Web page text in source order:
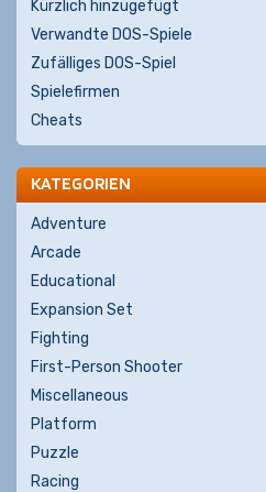
Kürzlich hinzugefügt
Verwandte DOS-Spiele
Zufälliges DOS-Spiel
Spielefirmen
Cheats
KATEGORIEN
Adventure
Arcade
Educational
Expansion Set
Fighting
First-Person Shooter
Miscellaneous
Platform
Puzzle
Racing